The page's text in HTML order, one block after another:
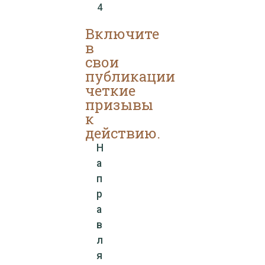
4
Включите
в
свои
публикации
четкие
призывы
к
действию.
Н
а
п
р
а
в
л
я